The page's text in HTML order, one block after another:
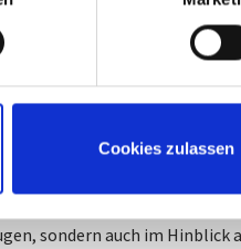
Cookies zulassen
Ingenieuren neue
medizinischen
oder bei
bei, Funktionen zu
Federnhersteller
frühzeitig
werden. So
sondern auch im Hinblick